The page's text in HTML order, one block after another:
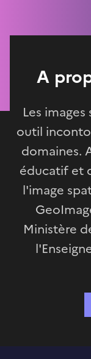
A
Les
outil
domaines.
éducatif et
l'image
Ministère